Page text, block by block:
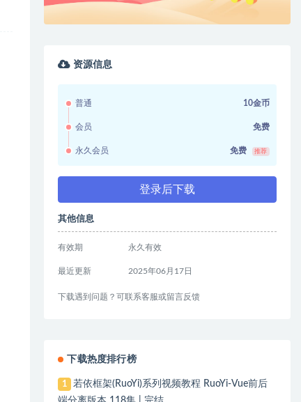
资源信息
普通 10金币
会员 免费
永久会员 免费 推荐
登录后下载
其他信息
有效期 永久有效
最近更新 2025年06月17日
下载遇到问题？可联系客服或留言反馈
下载热度排行榜
1
若依框架(RuoYi)系列视频教程 RuoYi-Vue前后